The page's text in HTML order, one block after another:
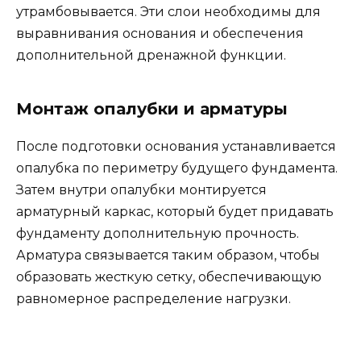
утрамбовывается. Эти слои необходимы для
выравнивания основания и обеспечения
дополнительной дренажной функции.
Монтаж опалубки и арматуры
После подготовки основания устанавливается
опалубка по периметру будущего фундамента.
Затем внутри опалубки монтируется
арматурный каркас, который будет придавать
фундаменту дополнительную прочность.
Арматура связывается таким образом, чтобы
образовать жесткую сетку, обеспечивающую
равномерное распределение нагрузки.